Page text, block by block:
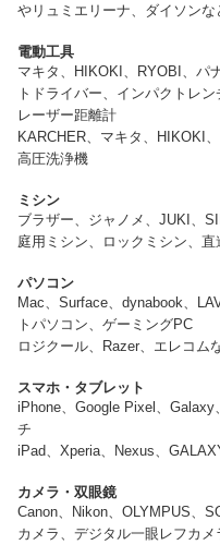
やリュミエリーナ、ダイソン
電動工具
マキタ、HIKOKI、RYOBI、パ
トドライバー、インパクトレ
レーザー距離計
KARCHER、マキタ、HIKOKI
高圧洗浄機
ミシン
ブラザー、ジャノメ、JUKI、
庭用ミシン、ロックミシン、直
パソコン
Mac、Surface、dynabook、
トパソコン、ゲーミングPC
ロジクール、Razer、エレコム
スマホ・タブレット
iPhone、Google Pixel、
チ
iPad、Xperia、Nexus、
カメラ・双眼鏡
Canon、Nikon、OLYMPUS、
カメラ、デジタル一眼レフカ